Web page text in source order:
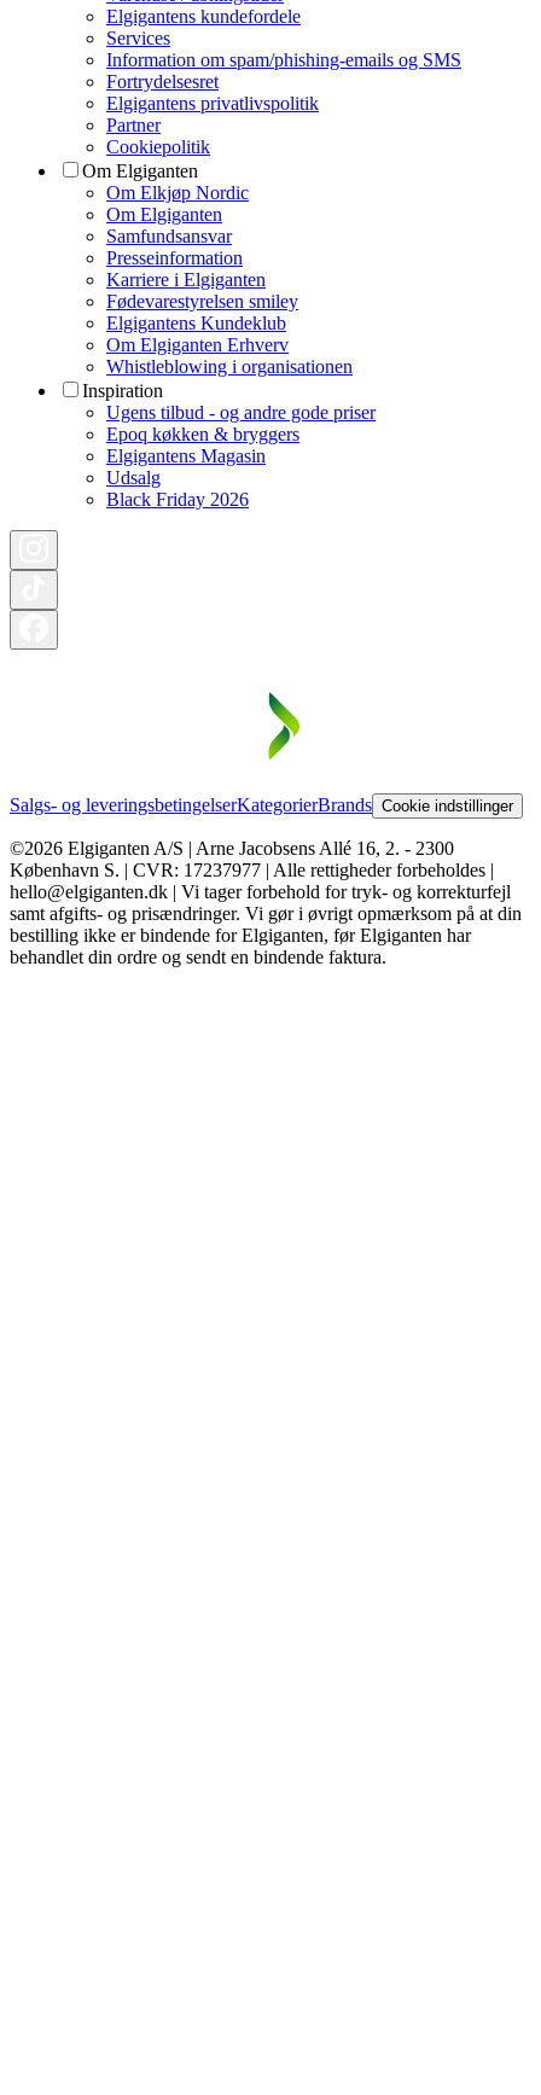
Elgigantens kundefordele
Services
Information om spam/phishing-emails og SMS
Fortrydelsesret
Elgigantens privatlivspolitik
Partner
Cookiepolitik
Om Elgiganten
Om Elkjøp Nordic
Om Elgiganten
Samfundsansvar
Presseinformation
Karriere i Elgiganten
Fødevarestyrelsen smiley
Elgigantens Kundeklub
Om Elgiganten Erhverv
Whistleblowing i organisationen
Inspiration
Ugens tilbud - og andre gode priser
Epoq køkken & bryggers
Elgigantens Magasin
Udsalg
Black Friday 2026
Salgs- og leveringsbetingelserKategorierBrands Cookie indstillinger
©2026 Elgiganten A/S | Arne Jacobsens Allé 16, 2. - 2300
København S. | CVR: 17237977 | Alle rettigheder forbeholdes |
hello@elgiganten.dk | Vi tager forbehold for tryk- og korrekturfejl
samt afgifts- og prisændringer. Vi gør i øvrigt opmærksom på at din
bestilling ikke er bindende for Elgiganten, før Elgiganten har
behandlet din ordre og sendt en bindende faktura.